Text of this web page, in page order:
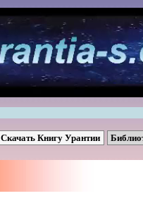
Скачать Книгу Урантии